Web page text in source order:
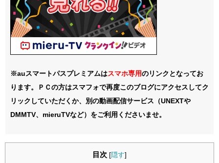
※auスマートパスプレミアムはスマホ専用のリンクとなってお
ります。ＰＣの方はスマフォで再度このブログにアクセスしてク
リックしていただくか、別の動画配信サービス（UNEXTや
DMMTV、mieruTVなど）をご利用くださいませ。
目次 [隠す]